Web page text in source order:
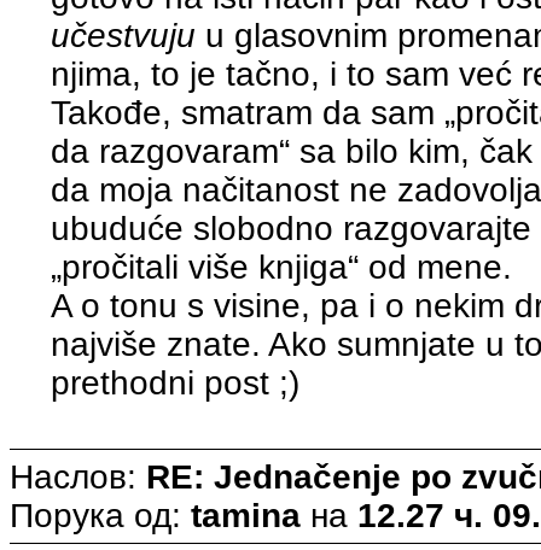
učestvuju u glasovnim
njima, to je tačno, i to sam već
Takođe, smatram da sam
da razgovaram“ sa bilo kim,
da moja načitanost ne
ubuduće slobodno
„pročitali više knjiga“ od mene.
A o tonu s visine, pa i o nekim
najviše znate. Ako sumnjate u
prethodni post ;)
Наслов: RE: Jednačenje po
Порука од: tamina на 12.27 ч.